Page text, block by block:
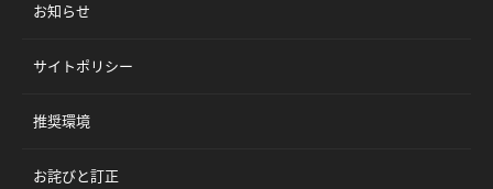
お知らせ
サイトポリシー
推奨環境
お詫びと訂正